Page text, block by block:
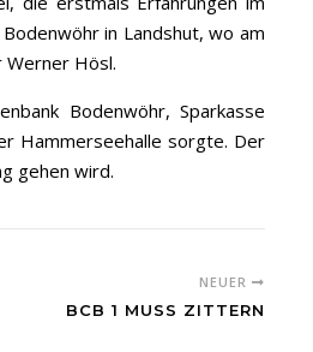
in Landshut, wo am
Hösl.
Bodenwöhr, Sparkasse
Hammerseehalle sorgte. Der
gehen wird.
NEUER
BCB 1 MUSS ZITTERN